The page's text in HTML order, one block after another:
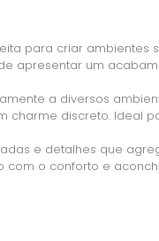
para criar
apresentar um
a diversos
charme discreto. Ideal
e detalhes que
com o conforto e